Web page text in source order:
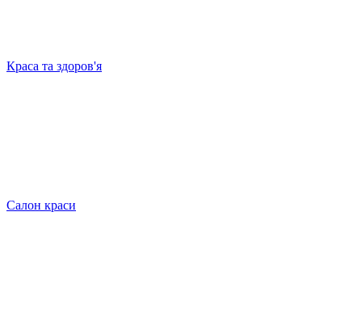
Краса та здоров'я
Салон краси